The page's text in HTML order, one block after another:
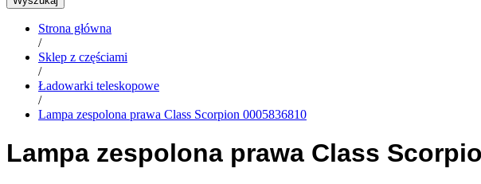
Strona główna
/
Sklep z częściami
/
Ładowarki teleskopowe
/
Lampa zespolona prawa Class Scorpion 0005836810
Lampa zespolona prawa Class